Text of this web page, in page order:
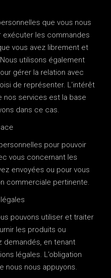
que vous nous
exécuter les commandes
vous avez librement et
utilisons également
gérer la relation avec
de représenter. L’intérêt
nos services est la base
dans ce cas.
pour pouvoir
vous concernant les
envoyées ou pour vous
commerciale pertinente.
pouvons utiliser et traiter
les produits ou
demandés, en tenant
légales. L’obligation
nous nous appuyons.